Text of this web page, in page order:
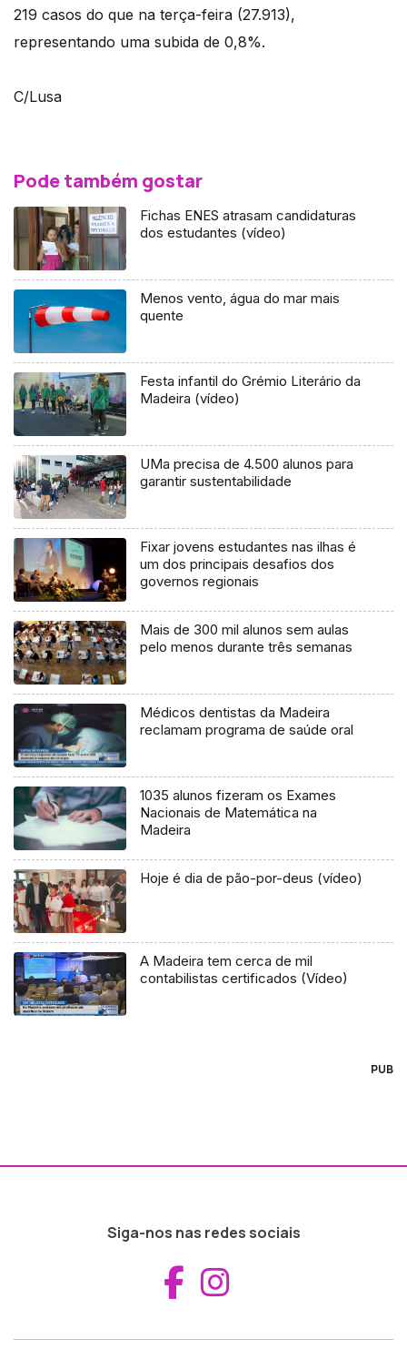
219 casos do que na terça-feira (27.913),
representando uma subida de 0,8%.
C/Lusa
Pode também gostar
Fichas ENES atrasam candidaturas
dos estudantes (vídeo)
Menos vento, água do mar mais
quente
Festa infantil do Grémio Literário da
Madeira (vídeo)
UMa precisa de 4.500 alunos para
garantir sustentabilidade
Fixar jovens estudantes nas ilhas é
um dos principais desafios dos
governos regionais
Mais de 300 mil alunos sem aulas
pelo menos durante três semanas
Médicos dentistas da Madeira
reclamam programa de saúde oral
1035 alunos fizeram os Exames
Nacionais de Matemática na
Madeira
Hoje é dia de pão-por-deus (vídeo)
A Madeira tem cerca de mil
contabilistas certificados (Vídeo)
PUB
Siga-nos nas redes sociais
Aceder ao